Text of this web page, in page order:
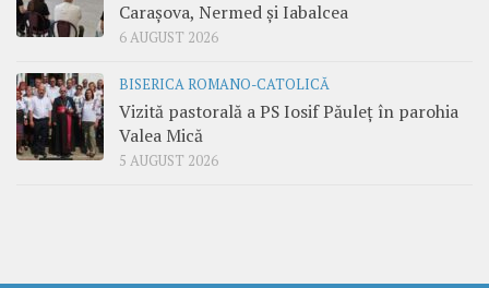
Carașova, Nermed și Iabalcea
6 AUGUST 2026
BISERICA ROMANO-CATOLICĂ
Vizită pastorală a PS Iosif Păuleț în parohia
Valea Mică
5 AUGUST 2026